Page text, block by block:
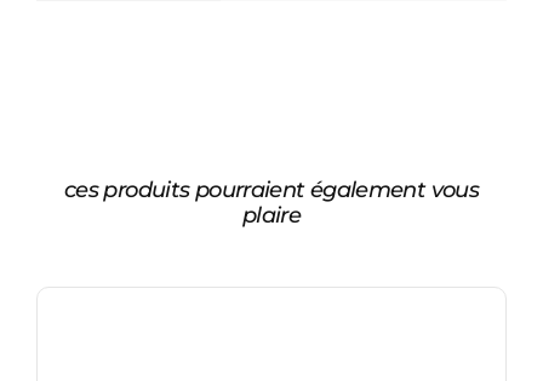
ces produits pourraient également vous
plaire